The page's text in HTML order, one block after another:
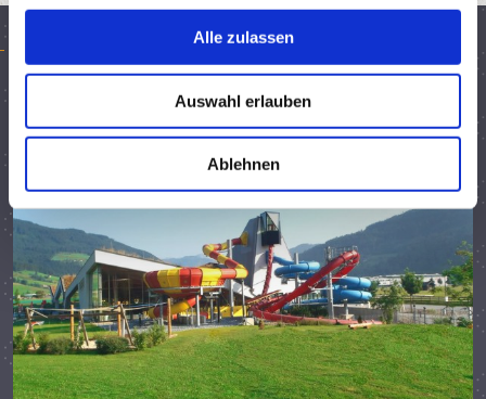
g
l
Alle zulassen
Auswahl erlauben
Ablehnen
THERME AMADÉ